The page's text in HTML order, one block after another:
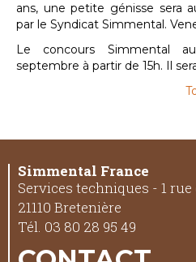
ans, une petite génisse sera
par le Syndicat Simmental.
Le concours Simmental
septembre à partir de 15h. Il
Simmental France
Services techniques - 1
21110 Bretenière
Tél. 03 80 28 95 49